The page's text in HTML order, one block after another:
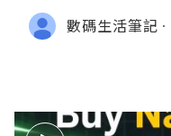
數碼生活筆記